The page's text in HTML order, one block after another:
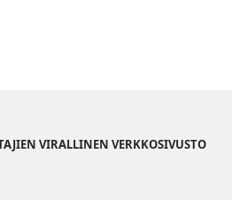
VIRALLINEN VERKKOSIVUSTO